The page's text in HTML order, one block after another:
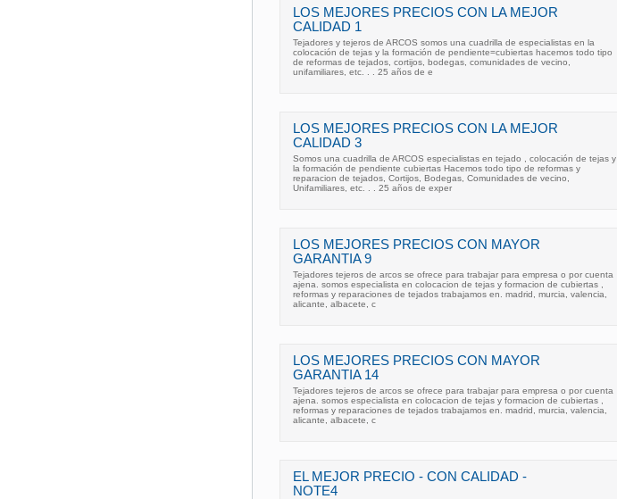
LOS MEJORES PRECIOS CON LA MEJOR
CALIDAD 1
Tejadores y tejeros de ARCOS somos una cuadrilla de especialistas en la
colocación de tejas y la formación de pendiente=cubiertas hacemos todo tipo
de reformas de tejados, cortijos, bodegas, comunidades de vecino,
unifamiliares, etc. . . 25 años de e
LOS MEJORES PRECIOS CON LA MEJOR
CALIDAD 3
Somos una cuadrilla de ARCOS especialistas en tejado , colocación de tejas y
la formación de pendiente cubiertas Hacemos todo tipo de reformas y
reparacion de tejados, Cortijos, Bodegas, Comunidades de vecino,
Unifamiliares, etc. . . 25 años de exper
LOS MEJORES PRECIOS CON MAYOR
GARANTIA 9
Tejadores tejeros de arcos se ofrece para trabajar para empresa o por cuenta
ajena. somos especialista en colocacion de tejas y formacion de cubiertas ,
reformas y reparaciones de tejados trabajamos en. madrid, murcia, valencia,
alicante, albacete, c
LOS MEJORES PRECIOS CON MAYOR
GARANTIA 14
Tejadores tejeros de arcos se ofrece para trabajar para empresa o por cuenta
ajena. somos especialista en colocacion de tejas y formacion de cubiertas ,
reformas y reparaciones de tejados trabajamos en. madrid, murcia, valencia,
alicante, albacete, c
EL MEJOR PRECIO - CON CALIDAD -
NOTE4